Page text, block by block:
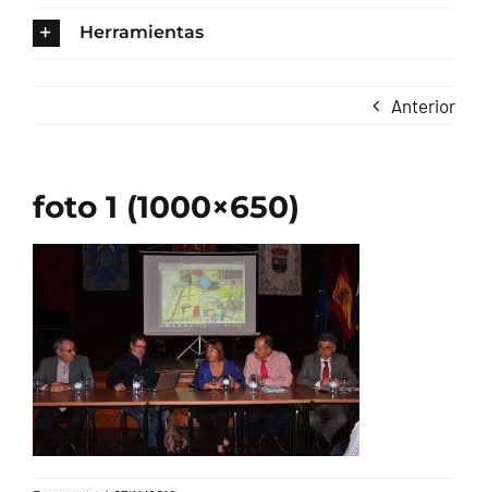
Herramientas
Anterior
foto 1 (1000×650)